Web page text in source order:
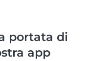
portata di
app